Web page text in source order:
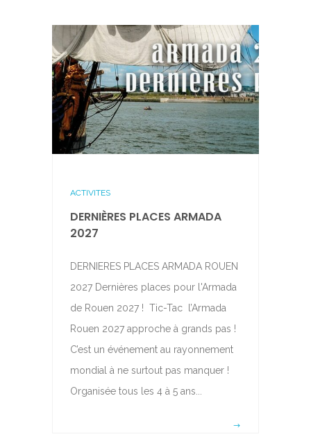
ACTIVITES
DERNIÈRES PLACES ARMADA
2027
DERNIERES PLACES ARMADA ROUEN
2027 Dernières places pour l'Armada
de Rouen 2027 ! Tic-Tac l’Armada
Rouen 2027 approche à grands pas !
C’est un événement au rayonnement
mondial à ne surtout pas manquer !
Organisée tous les 4 à 5 ans...